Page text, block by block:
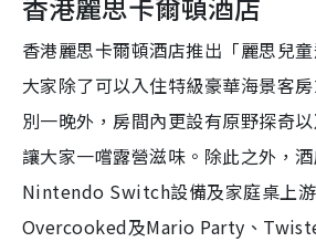
香港麗思卡爾頓酒店推出「麗思兒
大家除了可以入住特級豪華海景客
別一晚外，房間內更設有原野探奇
讓大家一嚐露營滋味。除此之外，
Nintendo Switch設備及家庭桌上
Overcooked及Mario Party、